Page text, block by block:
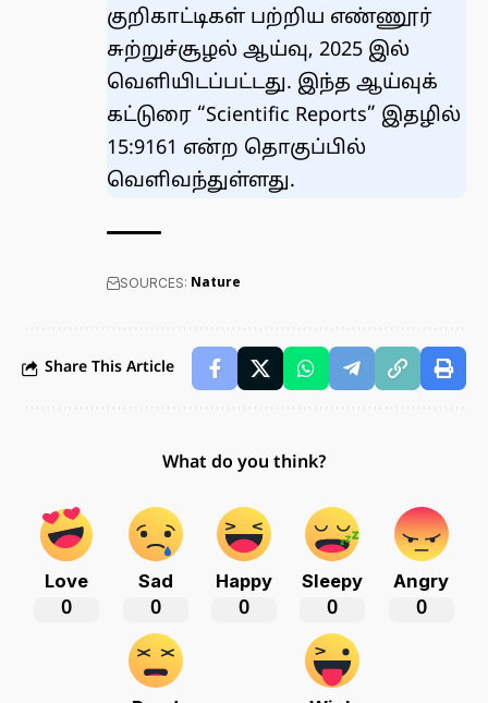
குறிகாட்டிகள் பற்றிய எண்ணூர்
சுற்றுச்சூழல் ஆய்வு, 2025 இல்
வெளியிடப்பட்டது. இந்த ஆய்வுக்
கட்டுரை “Scientific Reports” இதழில்
15:9161 என்ற தொகுப்பில்
வெளிவந்துள்ளது.
SOURCES: Nature
Share This Article
What do you think?
Love
0
Sad
0
Happy
0
Sleepy
0
Angry
0